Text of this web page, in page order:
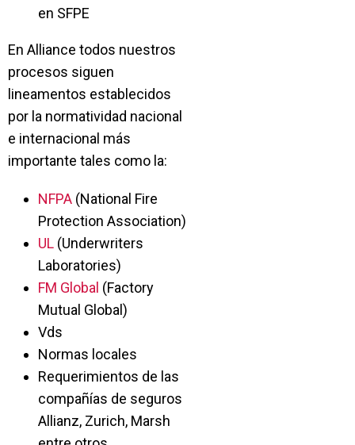
en SFPE
En Alliance todos nuestros
procesos siguen
lineamentos establecidos
por la normatividad nacional
e internacional más
importante tales como la:
NFPA (National Fire
Protection Association)
UL (Underwriters
Laboratories)
FM Global (Factory
Mutual Global)
Vds
Normas locales
Requerimientos de las
compañías de seguros
Allianz, Zurich, Marsh